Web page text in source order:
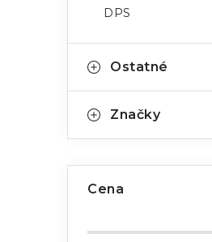
DPS
Ostatné
Značky
Cena